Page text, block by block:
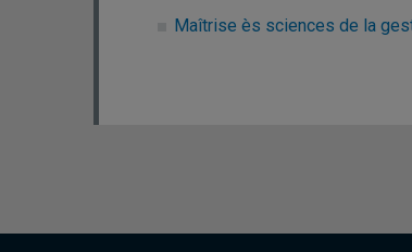
Maîtrise ès sciences de la